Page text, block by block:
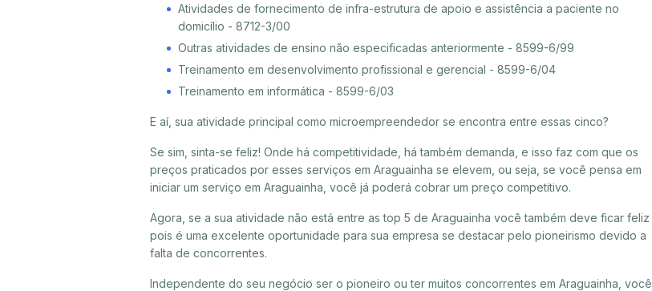
Atividades de fornecimento de infra-estrutura de apoio e assistência a paciente no
domicílio - 8712-3/00
Outras atividades de ensino não especificadas anteriormente - 8599-6/99
Treinamento em desenvolvimento profissional e gerencial - 8599-6/04
Treinamento em informática - 8599-6/03
E aí, sua atividade principal como microempreendedor se encontra entre essas cinco?
Se sim, sinta-se feliz! Onde há competitividade, há também demanda, e isso faz com que os
preços praticados por esses serviços em Araguainha se elevem, ou seja, se você pensa em
iniciar um serviço em Araguainha, você já poderá cobrar um preço competitivo.
Agora, se a sua atividade não está entre as top 5 de Araguainha você também deve ficar feliz
pois é uma excelente oportunidade para sua empresa se destacar pelo pioneirismo devido a
falta de concorrentes.
Independente do seu negócio ser o pioneiro ou ter muitos concorrentes em Araguainha, você